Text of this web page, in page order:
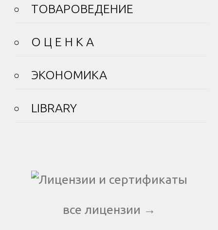
ТОВАРОВЕДЕНИЕ
О Ц Е Н К А
ЭКОНОМИКА
LIBRARY
все лицензии →